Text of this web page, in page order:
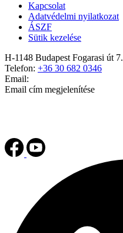
Kapcsolat
Adatvédelmi nyilatkozat
ÁSZF
Sütik kezelése
H-1148 Budapest Fogarasi út 7.
Telefon: +36 30 682 0346
Email:
Email cím megjelenítése